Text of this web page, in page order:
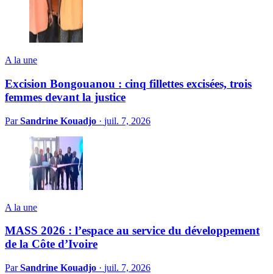
A la une
Excision Bongouanou : cinq fillettes excisées, trois
femmes devant la justice
ParSandrine Kouadjo · juil. 7, 2026
A la une
MASS 2026 : l’espace au service du développement
de la Côte d’Ivoire
ParSandrine Kouadjo · juil. 7, 2026